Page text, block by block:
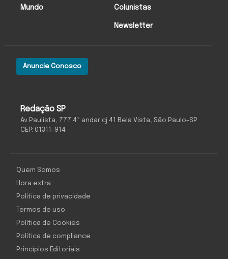
Redação SP
Av Paulista, 777 4º andar cj 41 Bela Vista, São Paulo-SP
CEP: 01311-914
Anuncie Conosco
Mundo Colunistas
Newsletter
Quem Somos
Hora extra
Política de privacidade
Termos de uso
Política de Cookies
Política de compliance
Princípios Editoriais